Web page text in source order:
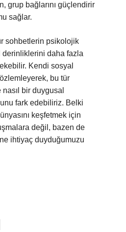
grup bağlarını güçlendirir
sağlar.
sohbetlerin psikolojik
derinliklerini daha fazla
Kendi sosyal
bu tür
bir duygusal
fark edebiliriz. Belki
keşfetmek için
değil, bazen de
ihtiyaç duyduğumuzu